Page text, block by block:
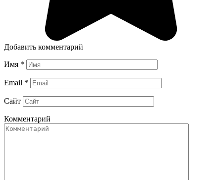
Добавить комментарий
Имя *
Email *
Сайт
Комментарий